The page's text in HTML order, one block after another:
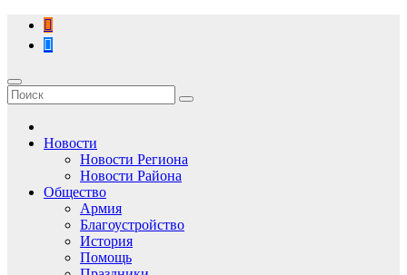
Перейти
содержимому
Новости
Новости Региона
Новости Района
Общество
Армия
Благоустройство
История
Помощь